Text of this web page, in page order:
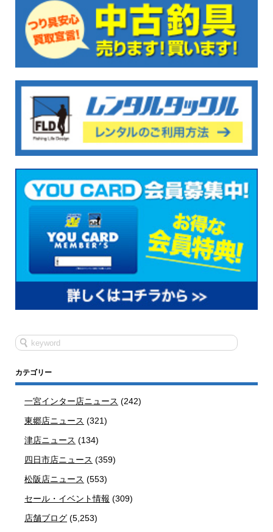
カテゴリー
一宮インター店ニュース (242)
東郷店ニュース (321)
津店ニュース (134)
四日市店ニュース (359)
松阪店ニュース (553)
セール・イベント情報 (309)
店舗ブログ (5,253)